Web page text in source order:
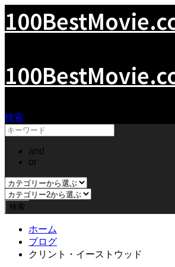
検索
and
or
ホーム
ブログ
クリント・イーストウッド